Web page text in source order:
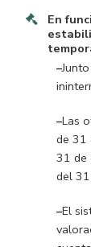
En
–
–Las
de 31
31 de
del
–El